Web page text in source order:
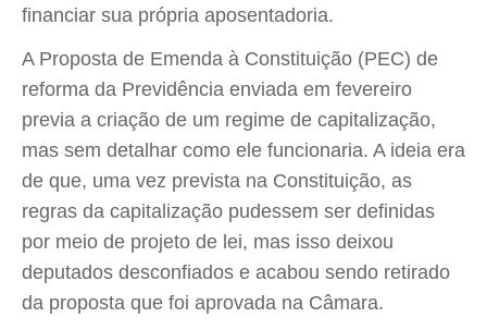
financiar sua própria aposentadoria.
A Proposta de Emenda à Constituição (PEC) de
reforma da Previdência enviada em fevereiro
previa a criação de um regime de capitalização,
mas sem detalhar como ele funcionaria. A ideia era
de que, uma vez prevista na Constituição, as
regras da capitalização pudessem ser definidas
por meio de projeto de lei, mas isso deixou
deputados desconfiados e acabou sendo retirado
da proposta que foi aprovada na Câmara.